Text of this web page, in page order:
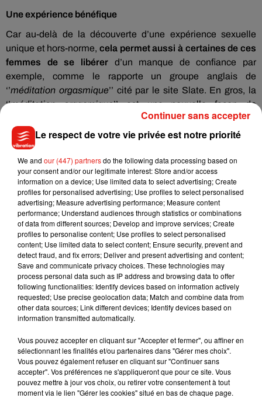
Une expérience bénéfique
Car au-delà de la découverte d’une expérience sexuelle
unique et hors-norme, cela permet aussi à certaines de ces
femmes de se libérerd’un manque de confiance par
exemple, comme le rapporte un groupe anglais de
‘’méditation orgasmique’’ cité par le site Slate. En gros, la
‘’méditation orgasmique’’ est une nouvelle façon de
comprendre l’orgasme et de comprendre soi-même. Ainsi,
selon la spécialiste Rachel Tayeb : «c’est une distinction
importante qui il est important de soulever.
différence entre le point culminant de l’orgasme et l’état
d’orgasme en lui-même. Le premier ne représente qu’une
poignée de secondes d’une expérience physique, alors que
l’état d’orgasme est continu.C’est ce sentiment d’être
totalement absorbée (…) qui nous fait nous sentir
profondément connectée, en osmose avec les autres
conclut-elle. La première séance de méditation orgasmique
coûte 147 livres Sterling, soir environ 165 euros. Un petit
séjour à Londres, ça vous tente ?
5 août 2026
Benny Blanco invite Selena Gomez et
Becky G sur son nouveau single
Le respect de votre vie privée est notre priorité
We and our (447) partnersdo the following data processing based on
your consent and/or our legitimate interest: Store and/or access
information on a device; Use limited data to select advertising; Create
profiles for personalised advertising; Use profiles to select personalised
advertising; Measure advertising performance; Measure content
performance; Understand audiences through statistics or combinations
of data from different sources; Develop and improve services; Create
profiles to personalise content; Use profiles to select personalised
content; Use limited data to select content; Ensure security, prevent and
detect fraud, and fix errors; Deliver and present advertising and content;
Save and communicate privacy choices. These technologies may
process personal data such as IP address and browsing data to offer
following functionalities: Identify devices based on information actively
requested; Use precise geolocation data; Match and combine data from
other data sources; Link different devices; Identify devices based on
information transmitted automatically.
Vous pouvez accepter en cliquant sur "Accepter et fermer", ou affiner en
sélectionnant les finalités et/ou partenaires dans "Gérer mes choix".
Vous pouvez également refuser en cliquant sur "Continuer sans
accepter". Vos préférences ne s'appliqueront que pour ce site. Vous
pouvez mettre à jour vos choix, ou retirer votre consentement à tout
moment via le lien "Gérer les cookies" situé en bas de chaque page.
Continuer sans accepter